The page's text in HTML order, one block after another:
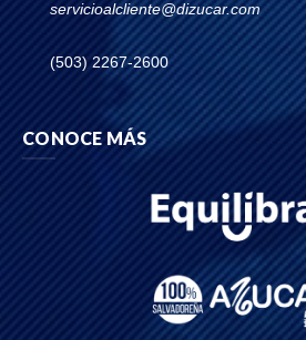
servicioalcliente@dizucar.com
(503) 2267-2600
CONOCE MÁS